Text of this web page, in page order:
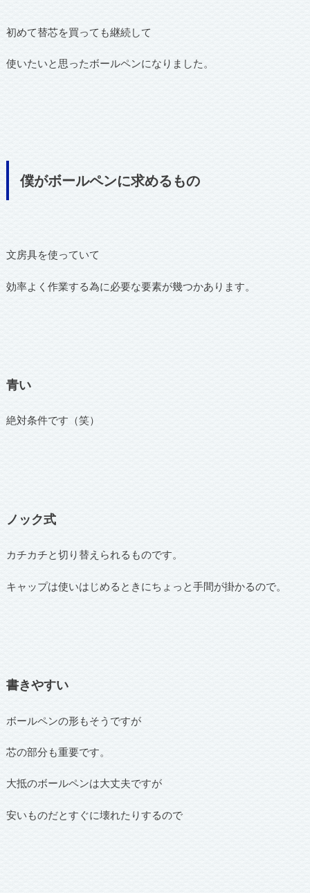
初めて替芯を買っても継続して
使いたいと思ったボールペンになりました。
僕がボールペンに求めるもの
文房具を使っていて
効率よく作業する為に必要な要素が幾つかあります。
青い
絶対条件です（笑）
ノック式
カチカチと切り替えられるものです。
キャップは使いはじめるときにちょっと手間が掛かるので。
書きやすい
ボールペンの形もそうですが
芯の部分も重要です。
大抵のボールペンは大丈夫ですが
安いものだとすぐに壊れたりするので